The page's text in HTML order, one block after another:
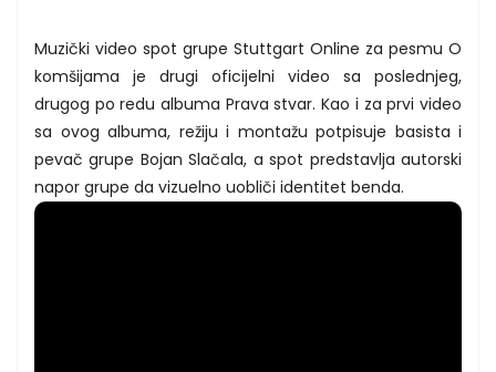
Muzički video spot grupe Stuttgart Online za pesmu O
komšijama je drugi oficijelni video sa poslednjeg,
drugog po redu albuma Prava stvar. Kao i za prvi video
sa ovog albuma, režiju i montažu potpisuje basista i
pevač grupe Bojan Slačala, a spot predstavlja autorski
napor grupe da vizuelno uobliči identitet benda.